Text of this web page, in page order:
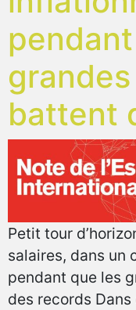
battent
Petit tour
salaires, dans un
pendant que les
des records